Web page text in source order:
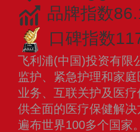
品牌指数
口碑指数
飞利浦(中国)投资有限
监护、紧急护理和家
业务、互联关护及医
供全面的医疗保健解
遍布世界100多个国家